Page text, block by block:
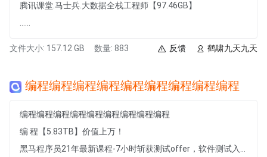
腾讯课堂.马士兵.大数据全栈工程师【97.46GB】
文件大小: 157.12 GB 数量: 883 鹤啸九天九天
反馈
编程编程编程编程编程编程编程编程编程
编程编程编程编程编程编程编程编程编程
编 程【5.83TB】价值上万！